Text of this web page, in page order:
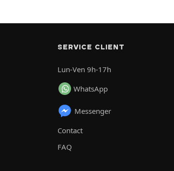
SERVICE CLIENT
Lun-Ven 9h-17h
WhatsApp
Messenger
Contact
FAQ